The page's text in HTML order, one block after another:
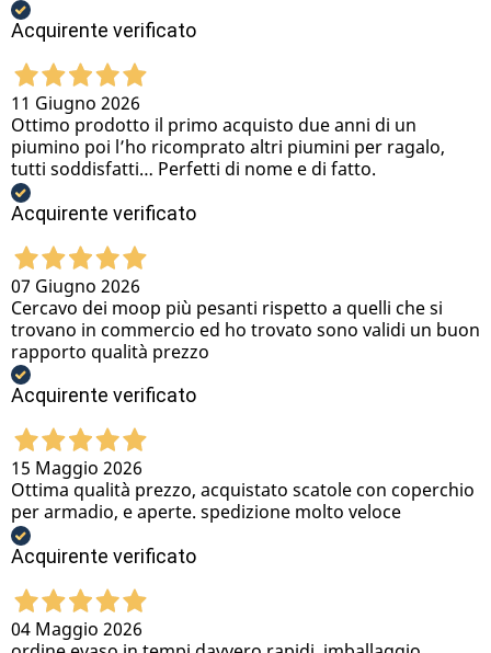
Acquirente verificato
11 Giugno 2026
Ottimo prodotto il primo acquisto due anni di un
piumino poi l’ho ricomprato altri piumini per ragalo,
tutti soddisfatti… Perfetti di nome e di fatto.
Acquirente verificato
07 Giugno 2026
Cercavo dei moop più pesanti rispetto a quelli che si
trovano in commercio ed ho trovato sono validi un buon
rapporto qualità prezzo
Acquirente verificato
15 Maggio 2026
Ottima qualità prezzo, acquistato scatole con coperchio
per armadio, e aperte. spedizione molto veloce
Acquirente verificato
04 Maggio 2026